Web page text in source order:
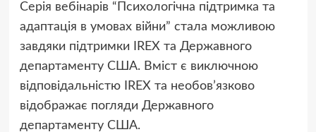
Серія вебінарів “Психологічна підтримка та
адаптація в умовах війни” стала можливою
завдяки підтримки IREX та Державного
департаменту США. Вміст є виключною
відповідальністю IREX та необов’язково
відображає погляди Державного
департаменту США.